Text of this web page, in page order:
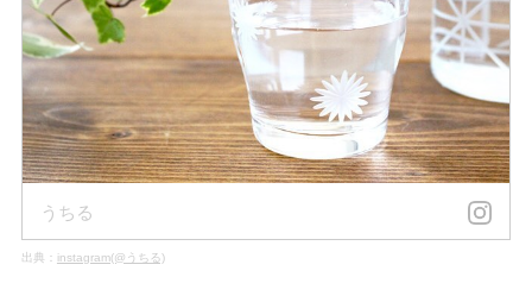
うちる
出典： instagram(@うちる)